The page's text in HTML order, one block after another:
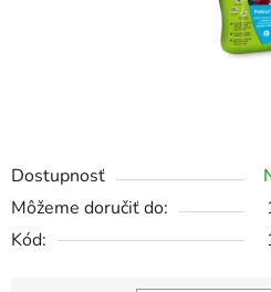
Dostupnosť
Môžeme doručiť do:
Kód: